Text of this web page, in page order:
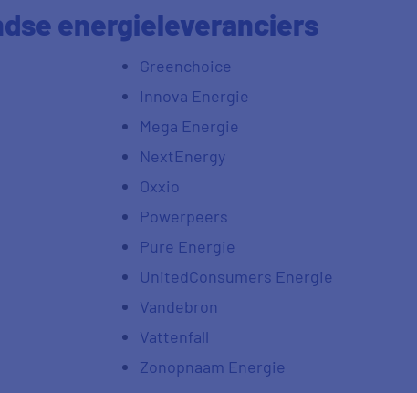
energieleveranciers
Greenchoice
Innova Energie
Mega Energie
NextEnergy
Oxxio
Powerpeers
Pure Energie
UnitedConsumers Energie
Vandebron
Vattenfall
Zonopnaam Energie